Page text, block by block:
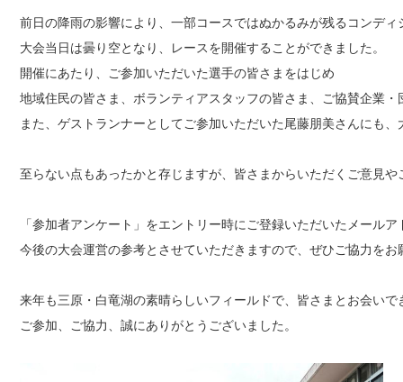
前日の降雨の影響により、一部コースではぬかるみが残るコンデ
大会当日は曇り空となり、レースを開催することができました。
開催にあたり、ご参加いただいた選手の皆さまをはじめ
地域住民の皆さま、ボランティアスタッフの皆さま、ご協賛企業
また、ゲストランナーとしてご参加いただいた尾藤朋美さんにも
至らない点もあったかと存じますが、皆さまからいただくご意見
「参加者アンケート」をエントリー時にご登録いただいたメール
今後の大会運営の参考とさせていただきますので、ぜひご協力をお
来年も三原・白竜湖の素晴らしいフィールドで、皆さまとお会い
ご参加、ご協力、誠にありがとうございました。